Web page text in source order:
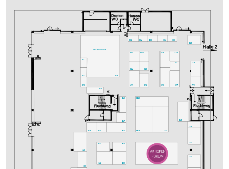
C27
C23
C29
B21
B36
B25
C14
B34
B24
B30
B28
B26
B30a
C31
A18
C18
B27
C27a
A09
A13
B17
B15
A16
C24
A12
A14
C33
C26
B20
B29
GASTRONOMIE
C17
B16
B19
B23 A22
B09
C10
C16
C28
C25
B32
B13